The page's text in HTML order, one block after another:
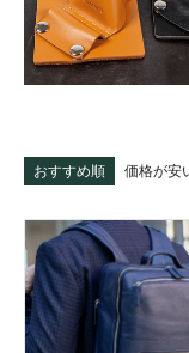
おすすめ順 価格が安